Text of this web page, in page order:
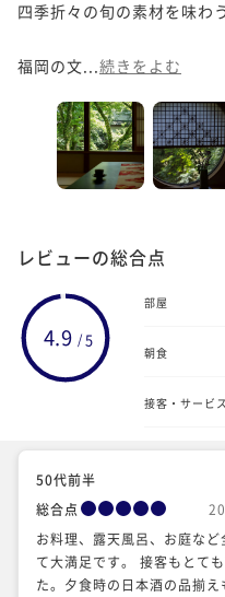
四季折々の旬の素材を味わ
福岡の文... 続きをよむ
レビューの総合点
4.9 / 5
部屋
朝食
接客・サービス
50代前半
総合点
お料理、露天風呂、お庭など
て大満足です。 接客もとて
た。夕食時の日本酒の品揃え